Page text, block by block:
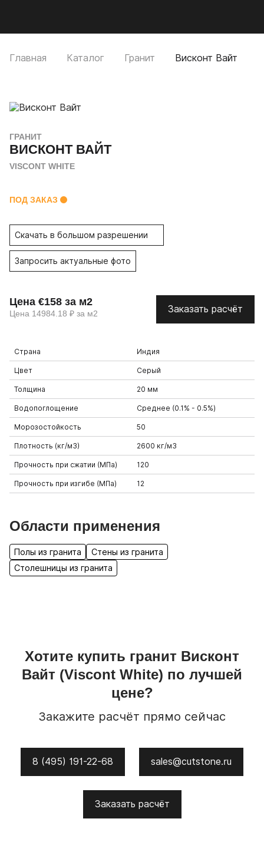
Главная Каталог Гранит Висконт Вайт
ГРАНИТ
ВИСКОНТ ВАЙТ
VISCONT WHITE
ПОД ЗАКАЗ
Скачать в большом разрешении
Запросить актуальные фото
Цена €158 за м2
Цена 14984.18 ₽ за м2 Заказать расчёт
Страна Индия
Цвет Серый
Толщина 20 мм
Водопоглощение Среднее (0.1% - 0.5%)
Морозостойкость 50
Плотность (кг/м3) 2600 кг/м3
Прочность при сжатии (МПа) 120
Прочность при изгибе (МПа) 12
Области применения
Полы из гранита
Стены из гранита
Столешницы из гранита
Хотите купить гранит Висконт
Вайт (Viscont White) по лучшей
цене?
Закажите расчёт прямо сейчас
8 (495) 191-22-68 sales@cutstone.ru
Заказать расчёт